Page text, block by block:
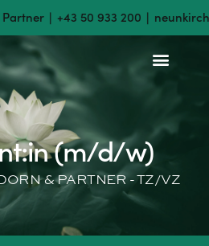
∣ +43 50 933 200 ∣
(m/d/w)
& PARTNER - TZ/VZ